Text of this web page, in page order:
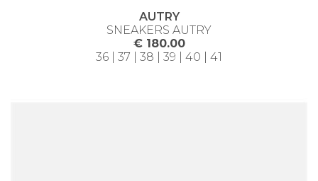
AUTRY
SNEAKERS AUTRY
€ 180.00
36 | 37 | 38 | 39 | 40 | 41